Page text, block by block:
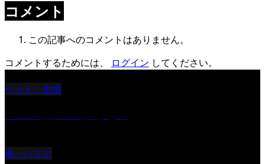
コメント
この記事へのコメントはありません。
コメントするためには、
ログイン してください。
ペット・生物
車・バイク